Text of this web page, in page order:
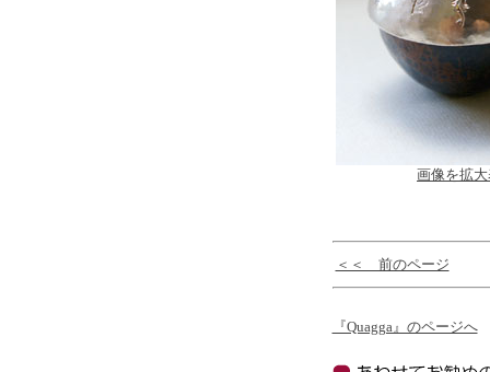
画像を拡
＜＜ 前のページ
『Quagga』のページへ